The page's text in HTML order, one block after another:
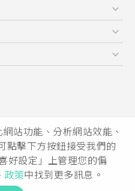
站功能、分析網站效能、
點擊下方按鈕接受我們的
設定」上管理您的偏
政策中找到更多訊息。
注意事項